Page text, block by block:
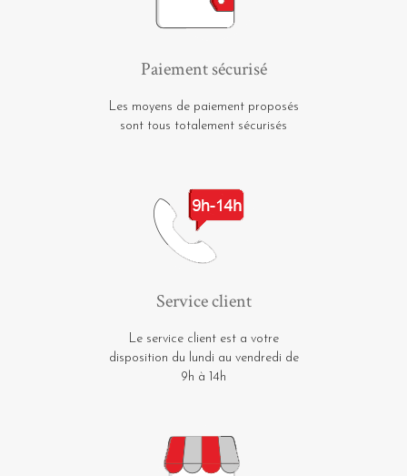
Paiement sécurisé
Les moyens de paiement proposés
sont tous totalement sécurisés
Service client
Le service client est a votre
disposition du lundi au vendredi de
9h à 14h